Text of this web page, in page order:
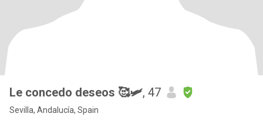
Le concedo deseos 🥰🛩️, 47
Sevilla, Andalucía, Spain